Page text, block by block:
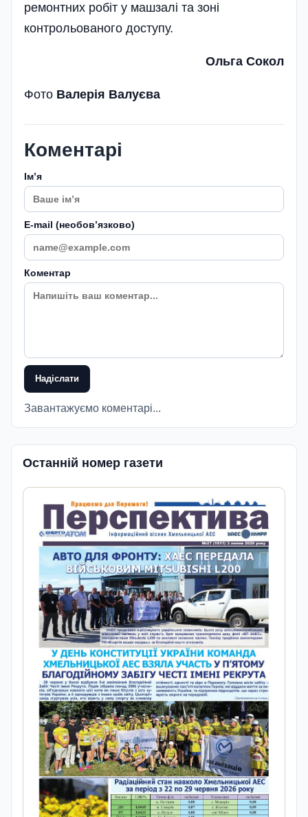
ремонтних робіт у машзалі та зоні
контрольованого доступу.
Ольга Сокол
Фото Валерія Валуєва
Коментарі
Імʼя
E-mail (необовʼязково)
Коментар
Надіслати
Завантажуємо коментарі...
Останній номер газети